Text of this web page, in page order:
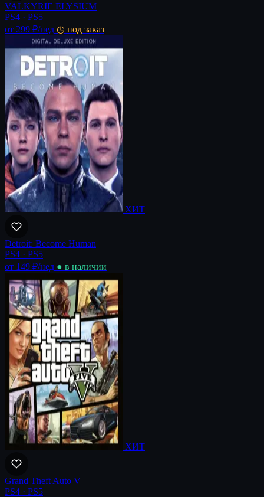
VALKYRIE ELYSIUM
PS4 · PS5
от 299 ₽/нед ◷ под заказ
ХИТ
Detroit: Become Human
PS4 · PS5
от 149 ₽/нед ● в наличии
ХИТ
Grand Theft Auto V
PS4 · PS5